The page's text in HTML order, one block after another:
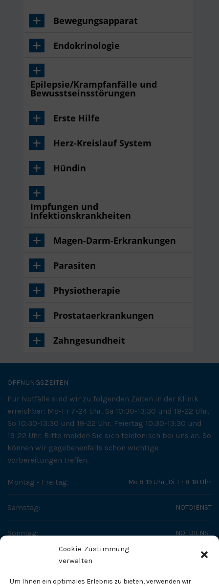
Cookie-Zustimmung
verwalten
Um Ihnen ein optimales Erlebnis zu bieten, verwenden wir
Bewegungsapparat
Endokrinologie
Epilepsie/Krampfanfälle und
Bewusstseinsstörungen
Erste Hilfe
Herz-Kreislauf System
Hündin
Impfungen und
Infektionskrankheiten
Magen-Darm-Erkrankungen
Parasiten
Physiotherapie
Prostataerkrankungen
Zahngesundheit
ÖFFNUNGSZEITEN
Für Notfälle sind wir zu folgenden Zeiten in der Klinik
erreichbar: Mo-Fr 7-24 Uhr, Sa 10:30-13:30 und 19-22 Uhr,
So 10:30-13:30 und 19-22 Uhr, Feiertag 10:30-13:30 und
19-22 Uhr. Bitte melden Sie sich telefonisch bei uns an. So
können wir gegebenenfalls schon wichtige
Vorbereitungen treffen.
Montag - Freitag: Mo 8-19 Uhr, Di-Fr 8-18 Uhr
Samstag: NOTDIENST
Sonntag: NOTDIENST
SO ERREICHEN SIE UNS